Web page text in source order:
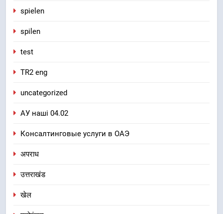
spielen
spilen
test
TR2 eng
uncategorized
АУ наші 04.02
Консалтинговые услуги в ОАЭ
अपराध
उत्तराखंड
खेल